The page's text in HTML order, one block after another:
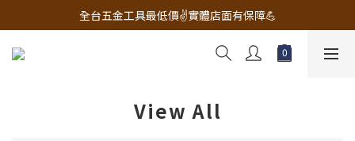
🔧電動工具&五金唯一首選 宇慶五金網拍🔧
全台五金工具最低價✌️實體店面有保障💪
配有專業維修部門🔧品質保修一年📌
View All